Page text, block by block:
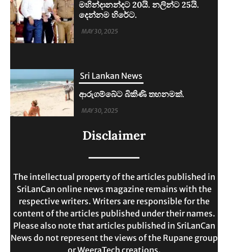
Sri Lankan News
ආරුගම්බේට බිකිණි තහනමක්.
ඉහළට.
Disclaimer
The intellectual property of the articles published in
SriLanCan online news magazine remains with the
respective writers. Writers are responsible for the
content of the articles published under their names.
Please also note that articles published in SriLanCan
News do not represent the views of the Rupane group
or WeeraTech creations.